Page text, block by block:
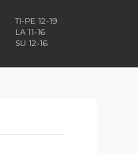
TI-PE 12-19
LA 11-16
SU 12-16